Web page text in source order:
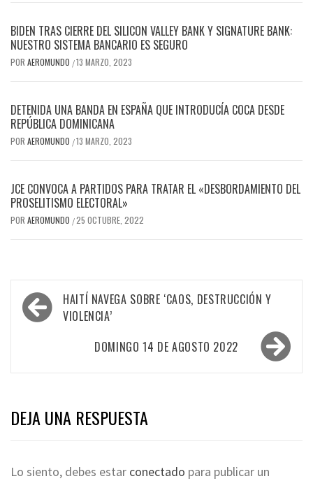
BIDEN TRAS CIERRE DEL SILICON VALLEY BANK Y SIGNATURE BANK:
NUESTRO SISTEMA BANCARIO ES SEGURO
POR AEROMUNDO /13 MARZO, 2023
DETENIDA UNA BANDA EN ESPAÑA QUE INTRODUCÍA COCA DESDE
REPÚBLICA DOMINICANA
POR AEROMUNDO /13 MARZO, 2023
JCE CONVOCA A PARTIDOS PARA TRATAR EL «DESBORDAMIENTO DEL
PROSELITISMO ELECTORAL»
POR AEROMUNDO /25 OCTUBRE, 2022
Navegación
de
HAITÍ NAVEGA SOBRE ‘CAOS, DESTRUCCIÓN Y
VIOLENCIA’
DOMINGO 14 DE AGOSTO 2022
DEJA UNA RESPUESTA
Lo siento, debes estar conectado para publicar un